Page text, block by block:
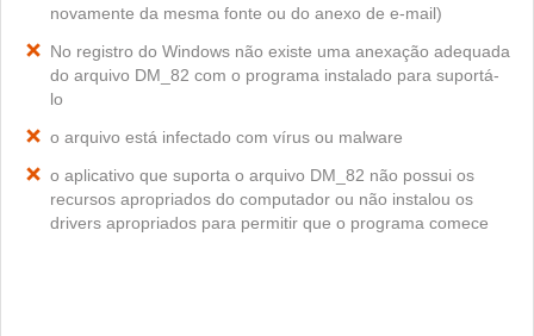
novamente da mesma fonte ou do anexo de e-mail)
No registro do Windows não existe uma anexação adequada
do arquivo DM_82 com o programa instalado para suportá-
lo
o arquivo está infectado com vírus ou malware
o aplicativo que suporta o arquivo DM_82 não possui os
recursos apropriados do computador ou não instalou os
drivers apropriados para permitir que o programa comece